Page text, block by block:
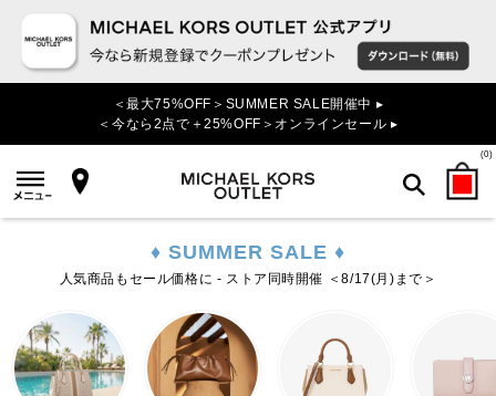
＜最大75%OFF＞SUMMER SALE開催中 ▸
＜今なら2点で＋25%OFF＞オンラインセール ▸
(0)
♦ SUMMER SALE ♦
人気商品もセール価格に - ストア同時開催 ＜8/17(月)まで＞